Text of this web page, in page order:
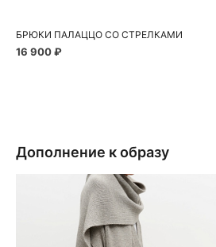
БРЮКИ ПАЛАЦЦО СО СТРЕЛКАМИ
16 900 ₽
Дополнение к образу